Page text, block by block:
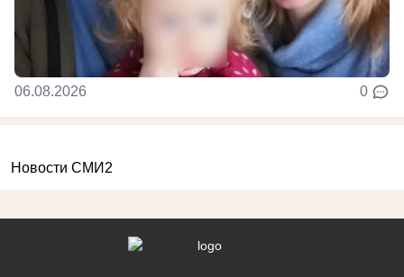
06.08.2026 0
Новости СМИ2